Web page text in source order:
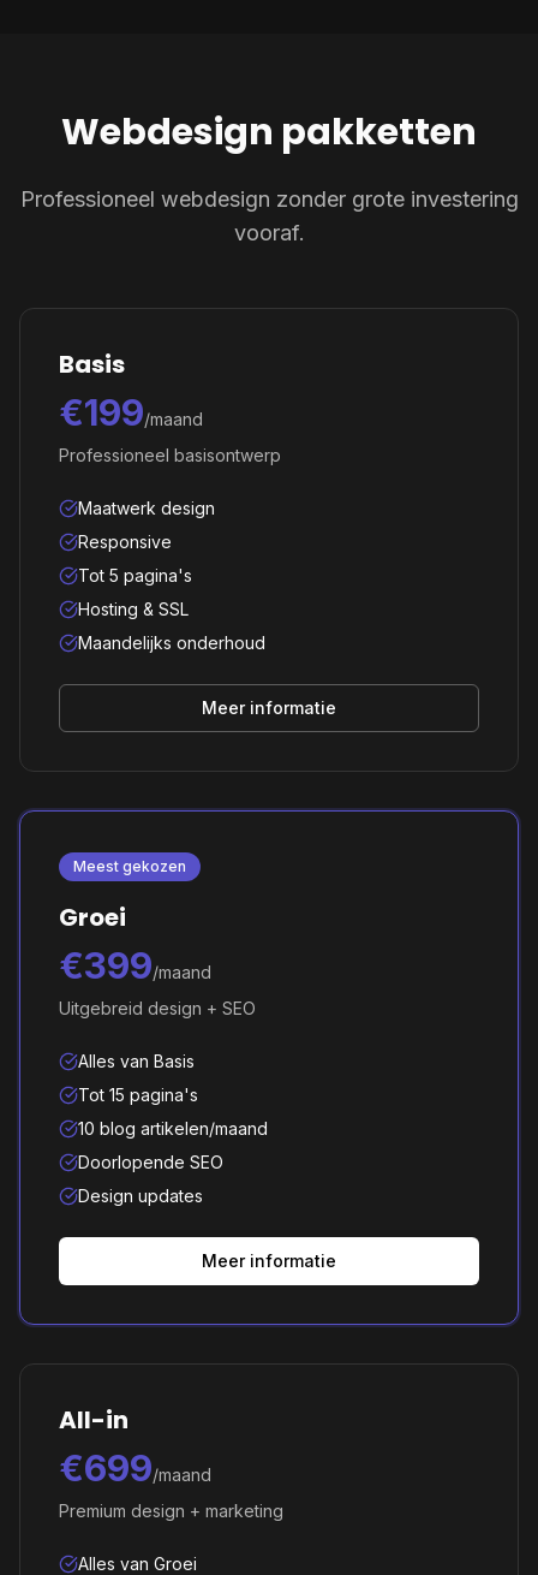
Webdesign pakketten
Professioneel webdesign zonder grote investering
vooraf.
Basis
€199/maand
Professioneel basisontwerp
Maatwerk design
Responsive
Tot 5 pagina's
Hosting & SSL
Maandelijks onderhoud
Meer informatie
Meest gekozen
Groei
€399/maand
Uitgebreid design + SEO
Alles van Basis
Tot 15 pagina's
10 blog artikelen/maand
Doorlopende SEO
Design updates
Meer informatie
All-in
€699/maand
Premium design + marketing
Alles van Groei